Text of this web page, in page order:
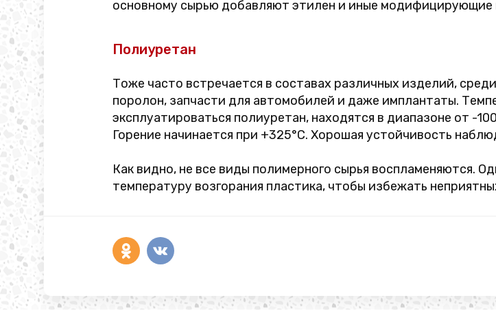
основному сырью добавляют этилен и иные модифицирующие
Полиуретан
Тоже часто встречается в составах различных изделий,
поролон, запчасти для автомобилей и даже имплантаты.
эксплуатироваться полиуретан, находятся в диапазоне от -
Горение начинается при +325°C. Хорошая устойчивость
Как видно, не все виды полимерного сырья воспламеняются.
температуру возгорания пластика, чтобы избежать